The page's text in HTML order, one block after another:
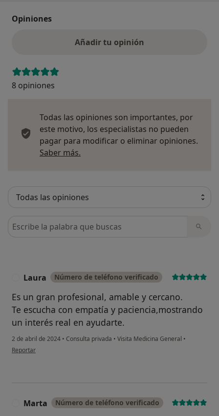
Opiniones
Añadir tu opinión
8 opiniones
Todas las opiniones son importantes, por
este motivo, los especialistas no pueden
pagar para modificar o eliminar opiniones.
Saber más.
Busca en opiniones
Laura Número de teléfono verificado
Es un gran profesional, amable y cercano.
Te escucha con empatía y paciencia,mostrando
un interés real en ayudarte.
2 de abril de 2024 • Consulta privada • Visita Medicina General •
en opinión del usuario Laura
Reportar
Marta Número de teléfono verificado